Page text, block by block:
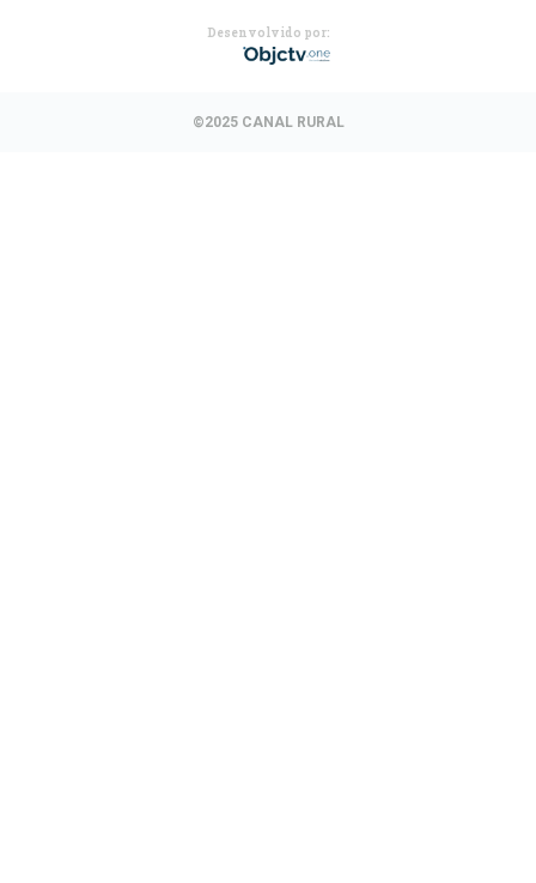
Desenvolvido por:
©2025 CANAL RURAL